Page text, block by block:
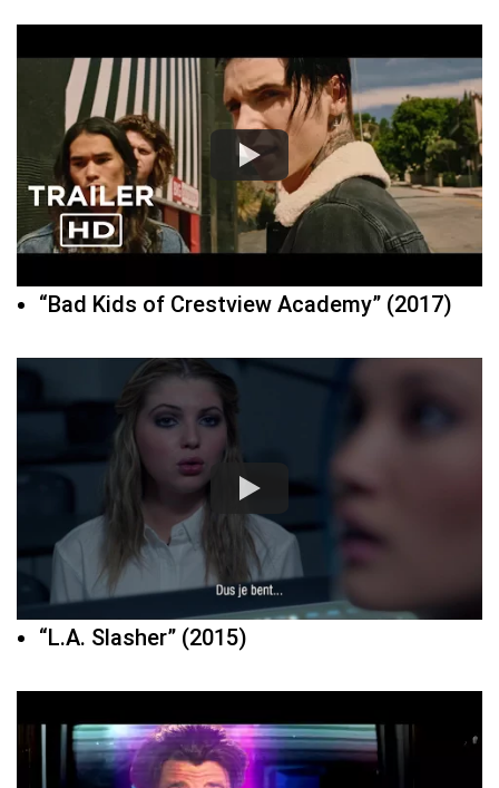
“Bad Kids of Crestview Academy” (2017)
“L.A. Slasher” (2015)